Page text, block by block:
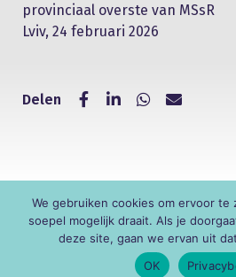
provinciaal overste van MSsR
Lviv, 24 februari 2026
Delen
© KNR
We gebruiken cookies om ervoor te
soepel mogelijk draait. Als je
deze site, gaan we ervan uit
OK